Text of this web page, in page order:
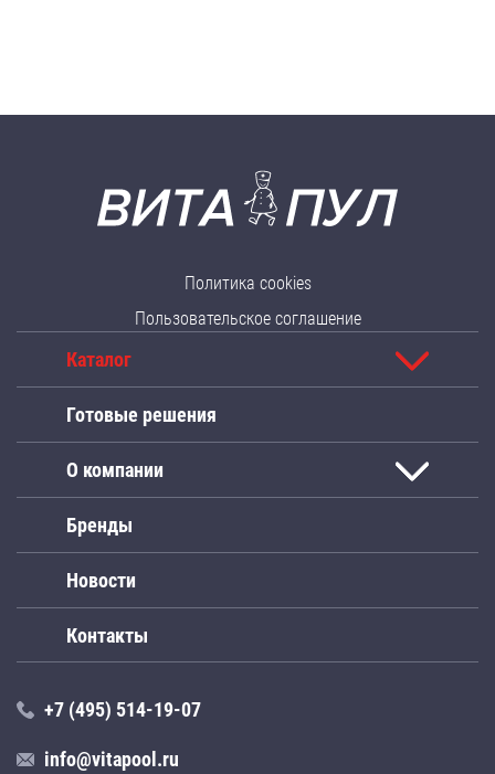
Политика cookies
Пользовательское соглашение
Каталог
Готовые решения
О компании
Бренды
Новости
Контакты
+7 (495) 514-19-07
info@vitapool.ru